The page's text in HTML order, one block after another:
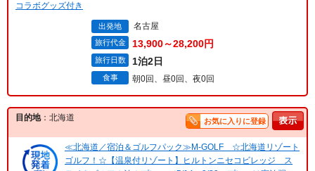
コラボグッズ付き
出発地 名古屋
旅行代金 13,900～28,200円
旅行日数 1泊2日
食事 朝0回、昼0回、夜0回
目的地：北海道 お気に入りに登録
≪北海道／宿泊＆ゴルフパック≫M-GOLF ☆北海道リゾート
ゴルフ！☆【温泉付リゾート】ヒルトンニセコビレッジ ス